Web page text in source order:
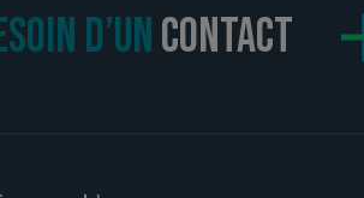
D’UNCONTACT